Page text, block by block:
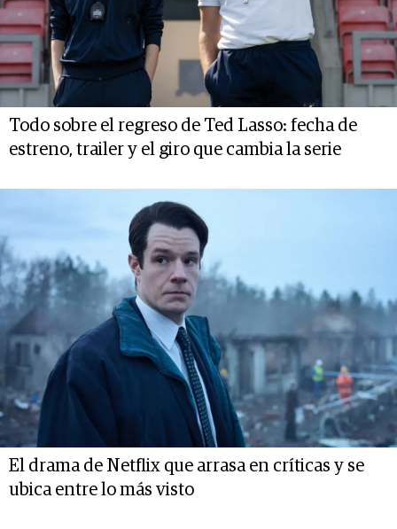
Todo sobre el regreso de Ted Lasso: fecha de
estreno, trailer y el giro que cambia la serie
El drama de Netflix que arrasa en críticas y se
ubica entre lo más visto